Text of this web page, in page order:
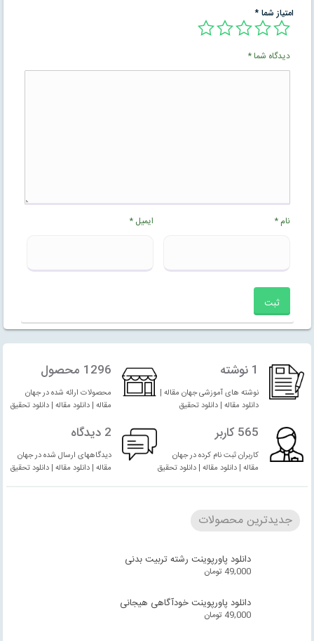
امتیاز شما*
دیدگاه شما*
نام* ایمیل*
1 نوشته
نوشته های آموزشی جهان مقاله |
دانلود مقاله | دانلود تحقیق
1296 محصول
محصولات ارائه شده در جهان
مقاله | دانلود مقاله | دانلود تحقیق
565 کاربر
کاربران ثبت نام کرده در جهان
مقاله | دانلود مقاله | دانلود تحقیق
2 دیدگاه
دیدگاههای ارسال شده در جهان
مقاله | دانلود مقاله | دانلود تحقیق
جدیدترین محصولات
دانلود پاورپوینت رشته تربیت بدنی
49,000 تومان
دانلود پاورپوینت خودآگاهی هیجانی
49,000 تومان